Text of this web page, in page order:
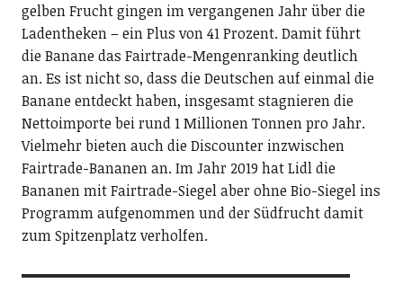
gelben Frucht gingen im vergangenen Jahr über die
Ladentheken – ein Plus von 41 Prozent. Damit führt
die Banane das Fairtrade-Mengenranking deutlich
an. Es ist nicht so, dass die Deutschen auf einmal die
Banane entdeckt haben, insgesamt stagnieren die
Nettoimporte bei rund 1 Millionen Tonnen pro Jahr.
Vielmehr bieten auch die Discounter inzwischen
Fairtrade-Bananen an. Im Jahr 2019 hat Lidl die
Bananen mit Fairtrade-Siegel aber ohne Bio-Siegel ins
Programm aufgenommen und der Südfrucht damit
zum Spitzenplatz verholfen.